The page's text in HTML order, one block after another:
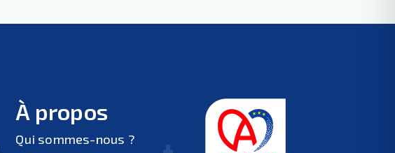
À propos
Qui sommes-nous ?